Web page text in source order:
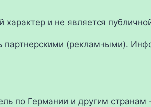
и не является
партнерскими (рекламными).
по Германии и другим странам